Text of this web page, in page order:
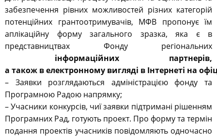
забезпечення рівних можливостей різних категорій
потенційних грантоотримувачів, МФВ пропонує їм
аплікаційну форму загального зразка, яка є в
представництвах Фонду регіональних
інформаційних
партнерів,
а також велектронному вигляді в Інтернеті на
– Заявки розглядаються адміністрацією фонду та
Програмною Радою напрямку;
– Учасники конкурсів, чиї заявки підтримані рішенням
Програмних Рад, готують проект. Про форму та термін
подання проектів учасників повідомляють одночасно